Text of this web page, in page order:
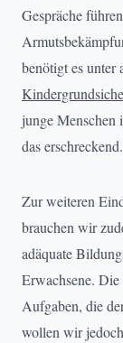
Gespräche
benötigt es
junge Menschen
das erschreckend.
Zur weiteren
brauchen wir
adäquate
Erwachsene.
Aufgaben, die
wollen wir